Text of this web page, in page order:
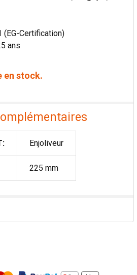
(EG-Certification)
ans
en stock.
Enjoliveur
225 mm